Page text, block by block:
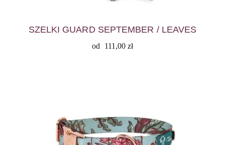
SZELKI GUARD SEPTEMBER / LEAVES
od 111,00 zł